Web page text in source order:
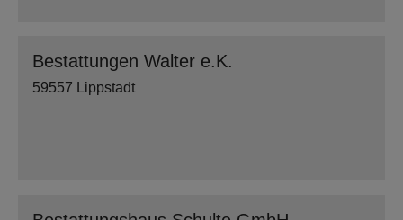
Bestattungen Walter e.K.
59557 Lippstadt